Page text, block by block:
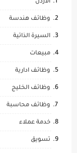
الاردن
وظائف هندسة
السيرة الذاتية
مبيعات
وظائف ادارية
وظائف الخليج
وظائف محاسبة
خدمة عملاء
تسويق